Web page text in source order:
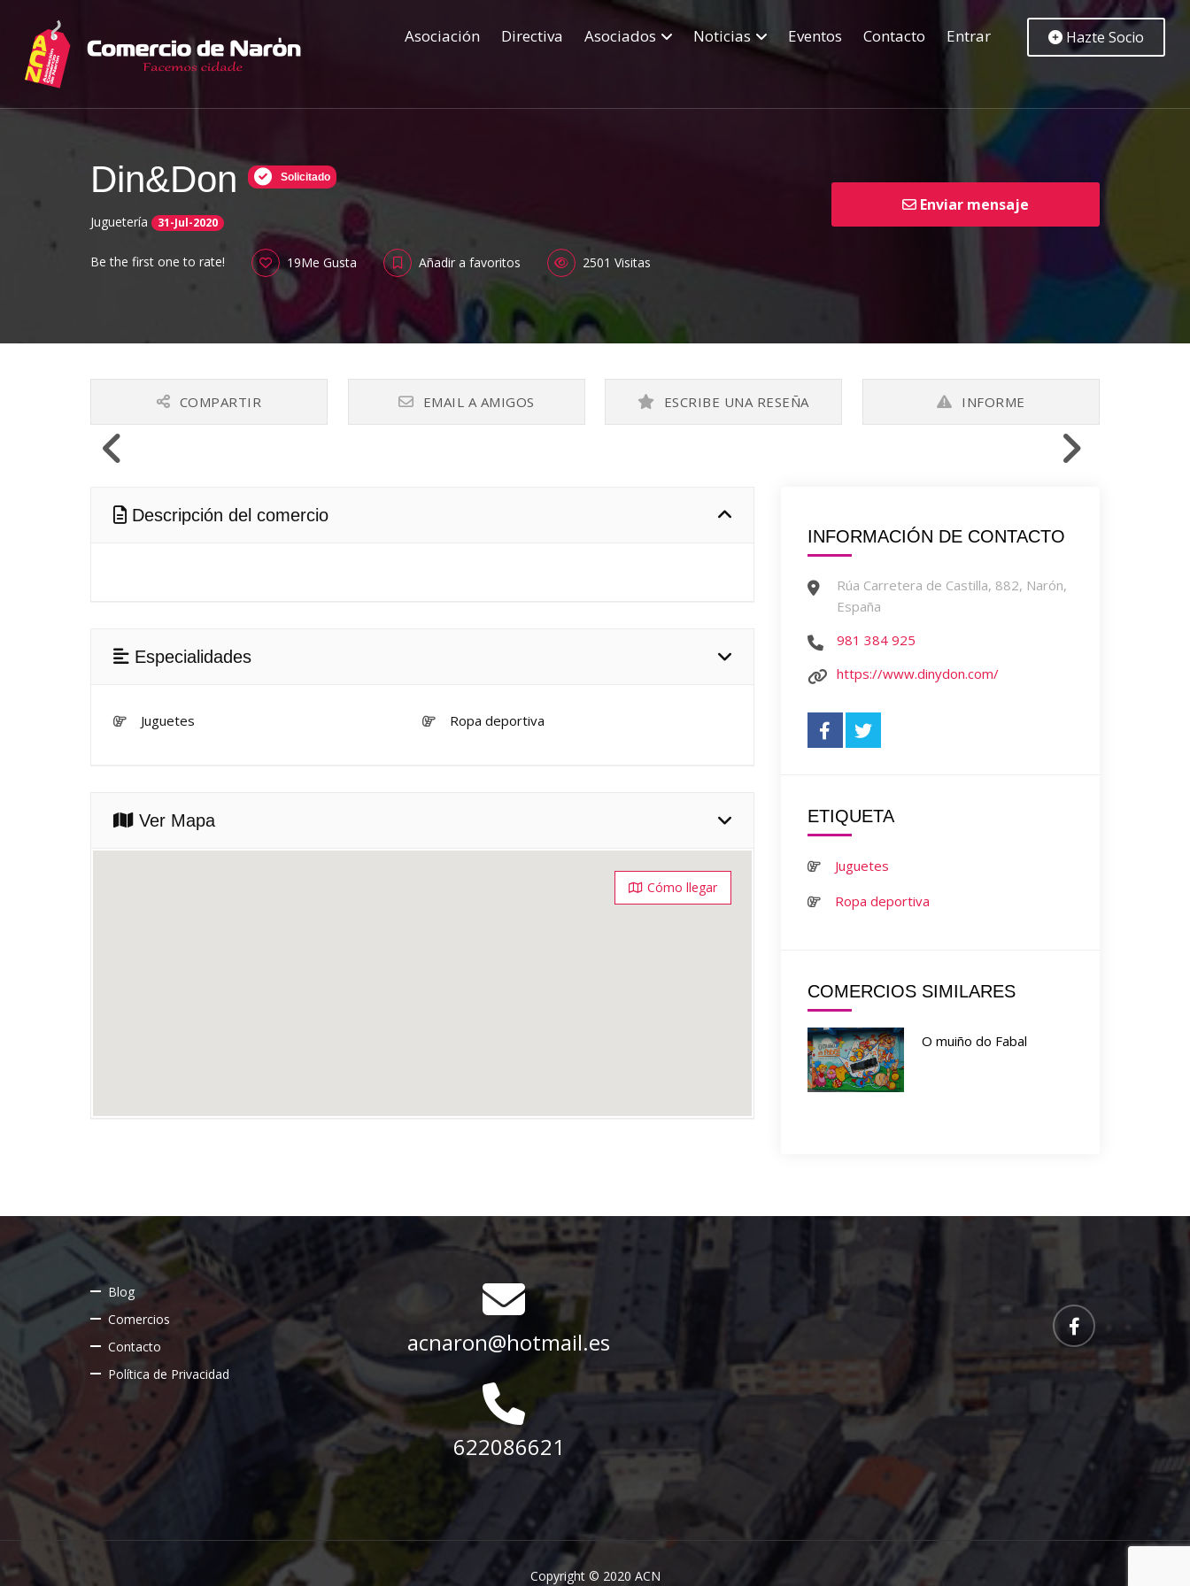
Asociación Directiva Asociados Noticias Eventos Contacto Entrar Hazte Socio
Din&Don Solicitado
Juguetería 31-Jul-2020
Be the first one to rate! 19Me Gusta Añadir a favoritos 2501 Visitas
Enviar mensaje
COMPARTIR EMAIL A AMIGOS ESCRIBE UNA RESEÑA INFORME
Descripción del comercio
Especialidades
Juguetes Ropa deportiva
Ver Mapa
Cómo llegar
INFORMACIÓN DE CONTACTO
Rúa Carretera de Castilla, 882, Narón,
España
981 384 925
https://www.dinydon.com/
ETIQUETA
Juguetes
Ropa deportiva
COMERCIOS SIMILARES
O muiño do Fabal
Blog
Comercios
Contacto
Política de Privacidad
acnaron@hotmail.es
622086621
Copyright © 2020 ACN